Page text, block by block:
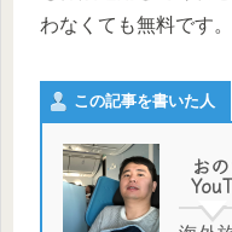
わなくても無料です。
この記事を書いた人
お